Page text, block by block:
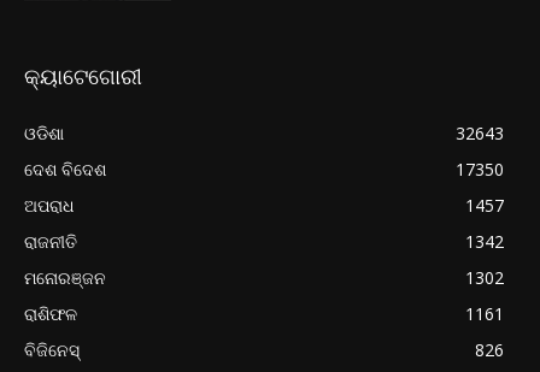
କ୍ୟାଟେଗୋରୀ
ଓଡିଶା
32643
ଦେଶ ବିଦେଶ
17350
ଅପରାଧ
1457
ରାଜନୀତି
1342
ମନୋରଞ୍ଜନ
1302
ରାଶିଫଳ
1161
ବିଜିନେସ୍
826